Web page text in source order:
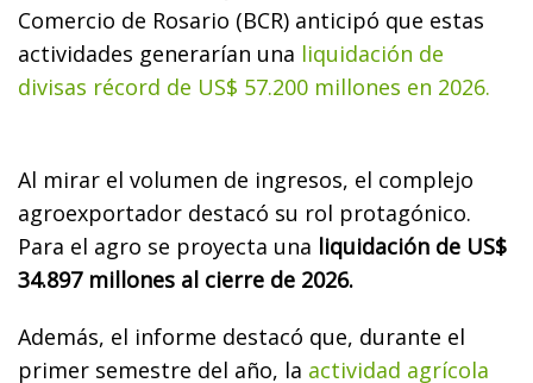
Comercio de Rosario (BCR) anticipó que estas
actividades generarían una liquidación de
divisas récord de US$ 57.200 millones en 2026.
Al mirar el volumen de ingresos, el complejo
agroexportador destacó su rol protagónico.
Para el agro se proyecta una liquidación de US$
34.897 millones al cierre de 2026.
Además, el informe destacó que, durante el
primer semestre del año, la actividad agrícola